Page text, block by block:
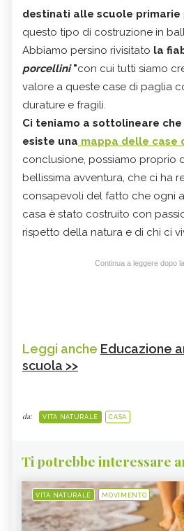
destinati alle scuole primarie
questo tipo di costruzione in
Abbiamo persino rivisitato la
porcellini"con cui tutti siamo
valore a queste case di paglia
durature e fragili.
Ci teniamo a sottolineare
esiste una mappa delle case
conclusione, possiamo proprio
bellissima avventura, che ci ha
consapevoli del fatto che ogni
casa è stato costruito con
rispetto della natura e di chi ci
Continua a leggere dopo
Leggi anche Educazione
scuola >>
da: VITA NATURALE CASA
Ti potrebbe interessare
VITA NATURALE MOVIMENTO